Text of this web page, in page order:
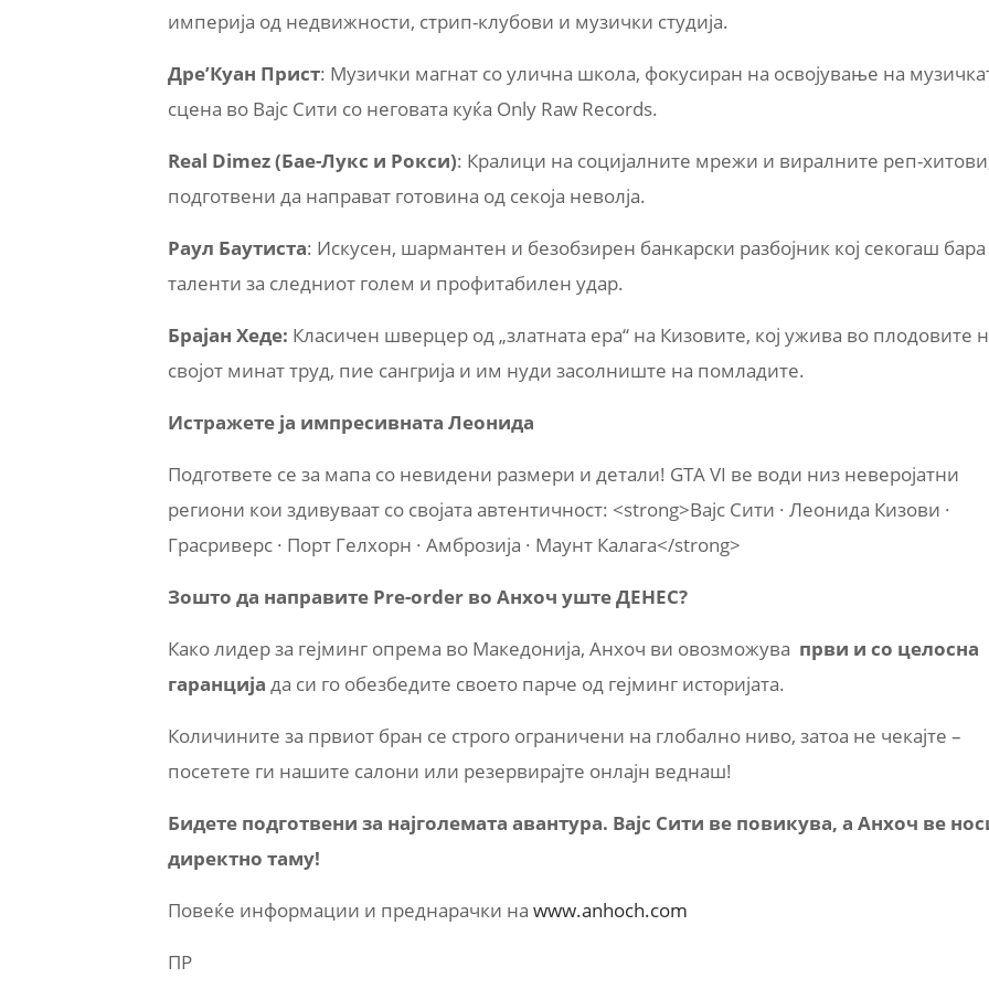
империја од недвижности, стрип-клубови и музички студија.
Дре’Куан Прист: Музички магнат со улична школа, фокусиран на освојување на
сцена во Вајс Сити со неговата куќа Only Raw Records.
Real Dimez (Бае-Лукс и Рокси): Кралици на социјалните мрежи и виралните реп-
подготвени да направат готовина од секоја неволја.
Раул Баутиста: Искусен, шармантен и безобзирен банкарски разбојник кој секогаш бара
таленти за следниот голем и профитабилен удар.
Брајан Хеде: Класичен шверцер од „златната ера“ на Кизовите, кој ужива во плодовите
својот минат труд, пие сангрија и им нуди засолниште на помладите.
Истражете ја импресивната Леонида
Подгответе се за мапа со невидени размери и детали! GTA VI ве води низ неверојатни
региони кои здивуваат со својата автентичност: <strong>Вајс Сити · Леонида Кизови ·
Грасриверс · Порт Гелхорн · Амброзија · Маунт Калага</strong>
Зошто да направите Pre-order во Анхоч уште ДЕНЕС?
Како лидер за гејминг опрема во Македонија, Анхоч ви овозможува први и со целосна
гаранција да си го обезбедите своето парче од гејминг историјата.
Количините за првиот бран се строго ограничени на глобално ниво, затоа не чекајте –
посетете ги нашите салони или резервирајте онлајн веднаш!
Бидете подготвени за најголемата авантура. Вајс Сити ве повикува, а Анхоч ве
директно таму!
Повеќе информации и преднарачки на www.anhoch.com
ПР